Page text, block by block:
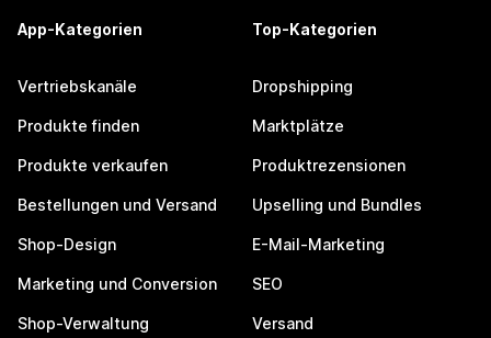
App-Kategorien
Vertriebskanäle
Produkte finden
Produkte verkaufen
Bestellungen und Versand
Shop-Design
Marketing und Conversion
Shop-Verwaltung
Top-Kategorien
Dropshipping
Marktplätze
Produktrezensionen
Upselling und Bundles
E-Mail-Marketing
SEO
Versand